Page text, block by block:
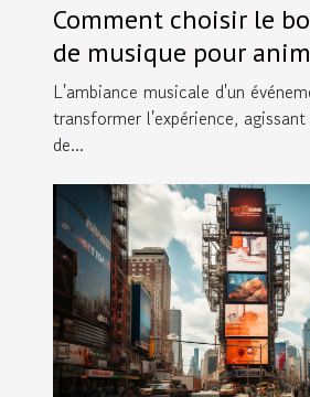
Comment choisir le
de musique pour
événements spéciaux
L'ambiance musicale d'un
transformer l'expérience,
de...